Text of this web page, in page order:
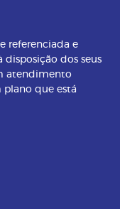
referenciada e
dos seus
atendimento
plano que está